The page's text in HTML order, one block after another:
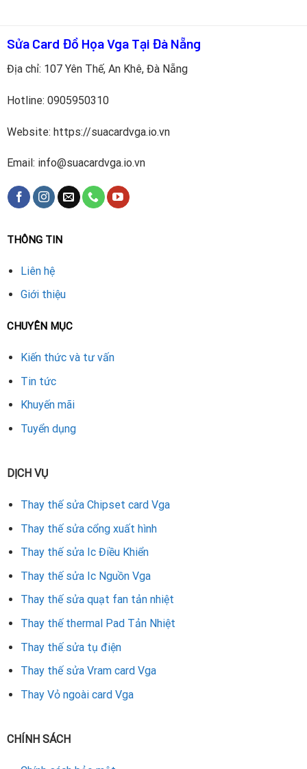
Sửa Card Đồ Họa Vga Tại Đà Nẵng
Địa chỉ: 107 Yên Thế, An Khê, Đà Nẵng
Hotline: 0905950310
Website: https://suacardvga.io.vn
Email: info@suacardvga.io.vn
THÔNG TIN
Liên hệ
Giới thiệu
CHUYÊN MỤC
Kiến thức và tư vấn
Tin tức
Khuyến mãi
Tuyển dụng
DỊCH VỤ
Thay thế sửa Chipset card Vga
Thay thế sửa cổng xuất hình
Thay thế sửa Ic Điều Khiển
Thay thế sửa Ic Nguồn Vga
Thay thế sửa quạt fan tản nhiệt
Thay thế thermal Pad Tản Nhiệt
Thay thế sửa tụ điện
Thay thế sửa Vram card Vga
Thay Vỏ ngoài card Vga
CHÍNH SÁCH